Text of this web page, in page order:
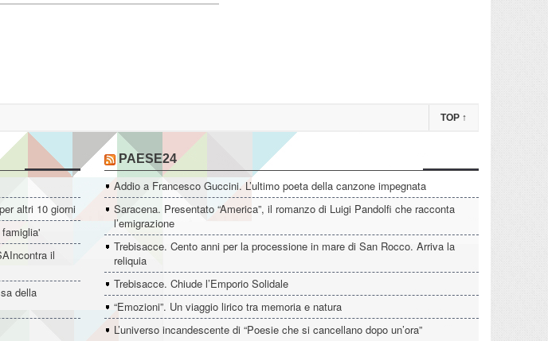
TOP ↑
altri 10 giorni
il
della
PAESE24
Addio a Francesco Guccini. L’ultimo poeta della canzone impegnata
Saracena. Presentato “America”, il romanzo di Luigi Pandolfi che racconta
l’emigrazione
Trebisacce. Cento anni per la processione in mare di San Rocco. Arriva la
reliquia
Trebisacce. Chiude l’Emporio Solidale
“Emozioni”. Un viaggio lirico tra memoria e natura
L’universo incandescente di “Poesie che si cancellano dopo un’ora”